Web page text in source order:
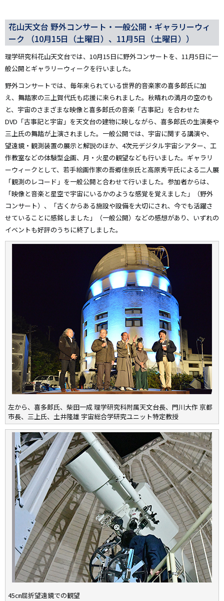
花山天文台 野外コンサート・一般公開・ギャラリーウィ
ーク （10月15日（土曜日）、11月5日（土曜日））
理学研究科花山天文台では、10月15日に野外コンサートを、11月5日に一
般公開とギャラリーウィークを行いました。
野外コンサートでは、毎年来られている世界的音楽家の喜多郎氏に加
え、舞踏家の三上賀代氏も応援に来られました。秋晴れの満月の空のも
と、宇宙のさまざまな映像と喜多郎氏の音楽「古事記」を合わせた
DVD「古事記と宇宙」を天文台の建物に映しながら、喜多郎氏の生演奏や
三上氏の舞踏が上演されました。一般公開では、宇宙に関する講演や、
望遠鏡・観測装置の展示と解説のほか、4次元デジタル宇宙シアター、工
作教室などの体験型企画、月・火星の観望なども行いました。ギャラリ
ーウィークとして、若手絵画作家の吾郷佳奈氏と高原秀平氏による二人展
「観測のレコード」を一般公開と合わせて行いました。参加者からは、
「映像と音楽と星空で宇宙にいるかのような感覚を覚えました」（野外
コンサート）、「古くからある施設や設備を大切にされ、今でも活躍さ
せていることに感銘しました」（一般公開）などの感想があり、いずれの
イベントも好評のうちに終了しました。
左から、喜多郎氏、柴田一成 理学研究科附属天文台長、門川大作 京都
市長、三上氏、土井隆雄 宇宙総合学研究ユニット特定教授
45㎝屈折望遠鏡での観望